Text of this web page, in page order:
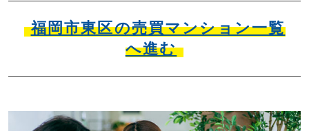
福岡市東区の売買マンション一覧
へ進む